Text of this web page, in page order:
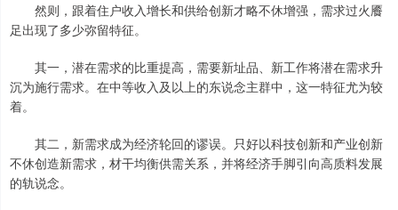
然则，跟着住户收入增长和供给创新才略不休增强，需求过火餍
足出现了多少弥留特征。
其一，潜在需求的比重提高，需要新址品、新工作将潜在需求升
沉为施行需求。在中等收入及以上的东说念主群中，这一特征尤为较
着。
其二，新需求成为经济轮回的谬误。只好以科技创新和产业创新
不休创造新需求，材干均衡供需关系，并将经济手脚引向高质料发展
的轨说念。